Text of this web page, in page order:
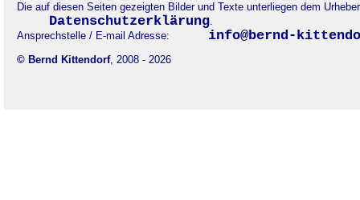
Die auf diesen Seiten gezeigten Bilder und Texte unterliegen dem
Datenschutzerklärung.
Ansprechstelle / E-mail Adresse:
info@bernd-
© Bernd Kittendorf, 2008 - 2026